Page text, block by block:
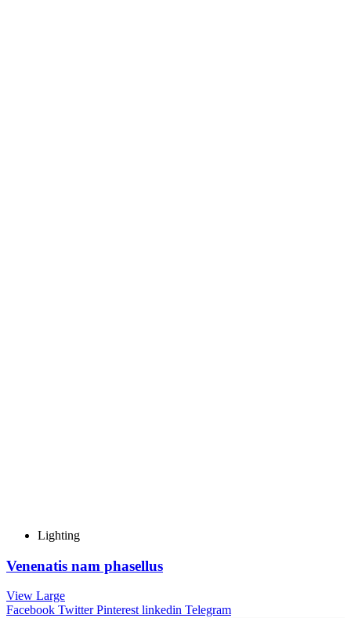
Lighting
Venenatis nam phasellus
View Large
Facebook Twitter Pinterest linkedin Telegram